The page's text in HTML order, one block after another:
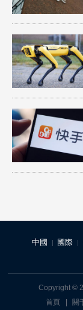
中國 | 國際 |
Copyright ©
首頁
| 關